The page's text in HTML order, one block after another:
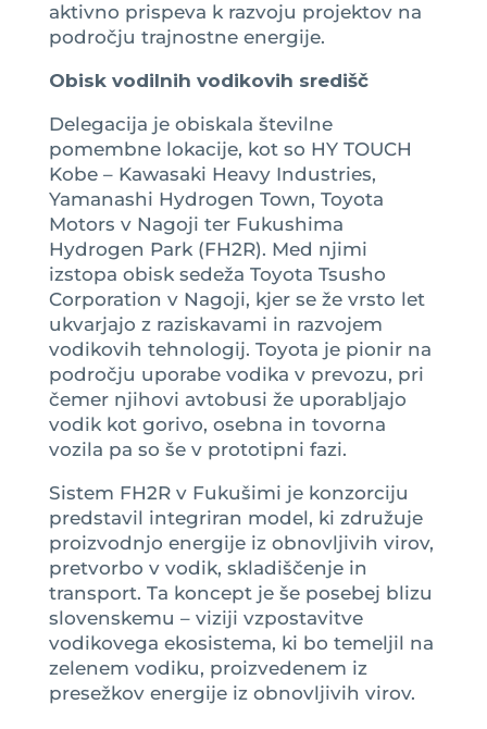
aktivno prispeva k razvoju projektov na
področju trajnostne energije.
Obisk vodilnih vodikovih središč
Delegacija je obiskala številne
pomembne lokacije, kot so HY TOUCH
Kobe – Kawasaki Heavy Industries,
Yamanashi Hydrogen Town, Toyota
Motors v Nagoji ter Fukushima
Hydrogen Park (FH2R). Med njimi
izstopa obisk sedeža Toyota Tsusho
Corporation v Nagoji, kjer se že vrsto let
ukvarjajo z raziskavami in razvojem
vodikovih tehnologij. Toyota je pionir na
področju uporabe vodika v prevozu, pri
čemer njihovi avtobusi že uporabljajo
vodik kot gorivo, osebna in tovorna
vozila pa so še v prototipni fazi.
Sistem FH2R v Fukušimi je konzorciju
predstavil integriran model, ki združuje
proizvodnjo energije iz obnovljivih virov,
pretvorbo v vodik, skladiščenje in
transport. Ta koncept je še posebej blizu
slovenskemu – viziji vzpostavitve
vodikovega ekosistema, ki bo temeljil na
zelenem vodiku, proizvedenem iz
presežkov energije iz obnovljivih virov.